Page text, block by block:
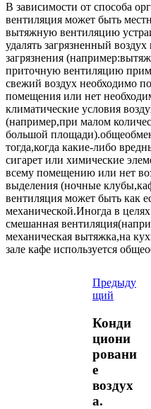
В зависимости от способа
вентиляция может быть
вытяжную вентиляцию
удалять загрязненный
загрязнения
приточную вентиляцию
свежий воздух необходимо
помещения или нет
климатические условия
(например,при малом
большой
тогда,когда какие-либо
сигарет или химические
всему помещению или нет
выделения (ночные
вентиляция может быть как
механической.Иногда в
смешанная
механическая вытяжка,на
зале кафе используется
Предыду
щий
Конди
циони
ровани
е
воздух
а.